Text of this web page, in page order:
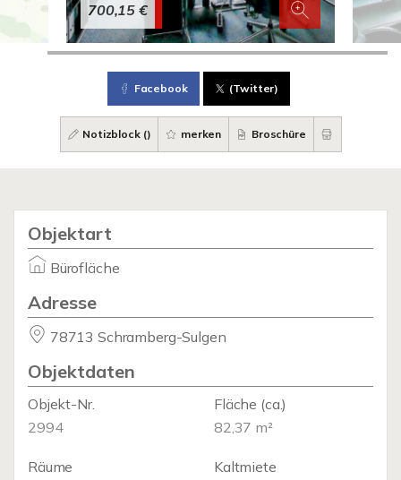
700,15 €
Facebook (Twitter)
Notizblock () merken Broschüre
Objektart
Bürofläche
Adresse
78713 Schramberg-Sulgen
Objektdaten
Objekt-Nr.
2994
Fläche (ca.)
82,37 m²
Räume
Kaltmiete